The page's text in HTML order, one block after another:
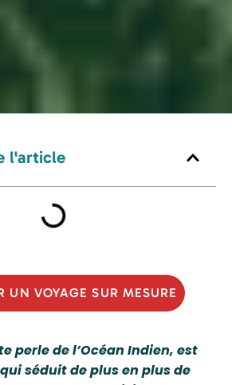
perle de l’Océan Indien, est
séduit de plus en plus de
l'article
UN VOYAGE SUR MESURE